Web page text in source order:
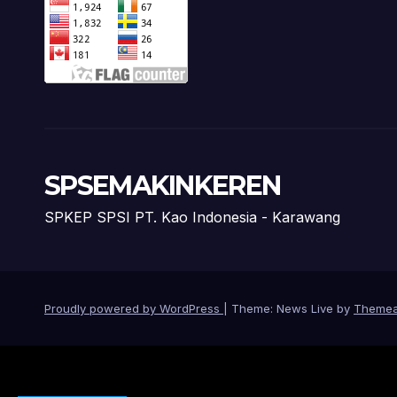
SPSEMAKINKEREN
SPKEP SPSI PT. Kao Indonesia - Karawang
Proudly powered by WordPress Theme: News Live by